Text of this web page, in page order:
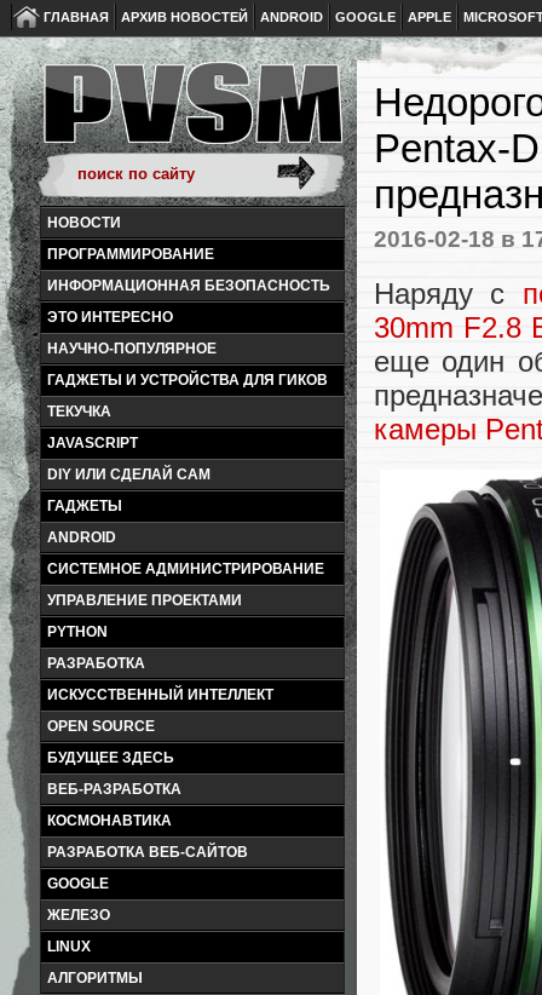
ГЛАВНАЯ АРХИВ НОВОСТЕЙ ANDROID GOOGLE APPLE
НОВОСТИ
ПРОГРАММИРОВАНИЕ
ИНФОРМАЦИОННАЯ БЕЗОПАСНОСТЬ
ЭТО ИНТЕРЕСНО
НАУЧНО-ПОПУЛЯРНОЕ
ГАДЖЕТЫ И УСТРОЙСТВА ДЛЯ ГИКОВ
ТЕКУЧКА
JAVASCRIPT
DIY ИЛИ СДЕЛАЙ САМ
ГАДЖЕТЫ
ANDROID
СИСТЕМНОЕ АДМИНИСТРИРОВАНИЕ
УПРАВЛЕНИЕ ПРОЕКТАМИ
PYTHON
РАЗРАБОТКА
ИСКУССТВЕННЫЙ ИНТЕЛЛЕКТ
OPEN SOURCE
БУДУЩЕЕ ЗДЕСЬ
ВЕБ-РАЗРАБОТКА
КОСМОНАВТИКА
РАЗРАБОТКА ВЕБ-САЙТОВ
GOOGLE
ЖЕЛЕЗО
LINUX
АЛГОРИТМЫ
Pentax-
2016-02-18 в
Наряду с
30mm F2.8
еще один
камеры